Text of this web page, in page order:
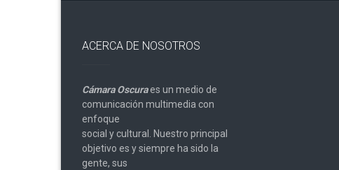
ACERCA DE NOSOTROS
Cámara Oscuraes un medio de
comunicación multimedia con
enfoque
social y cultural. Nuestro principal
objetivo es y siempre ha sido la
gente, sus